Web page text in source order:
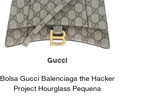
Gucci
Bolsa Gucci Balenciaga the Hacker
Project Hourglass Pequena